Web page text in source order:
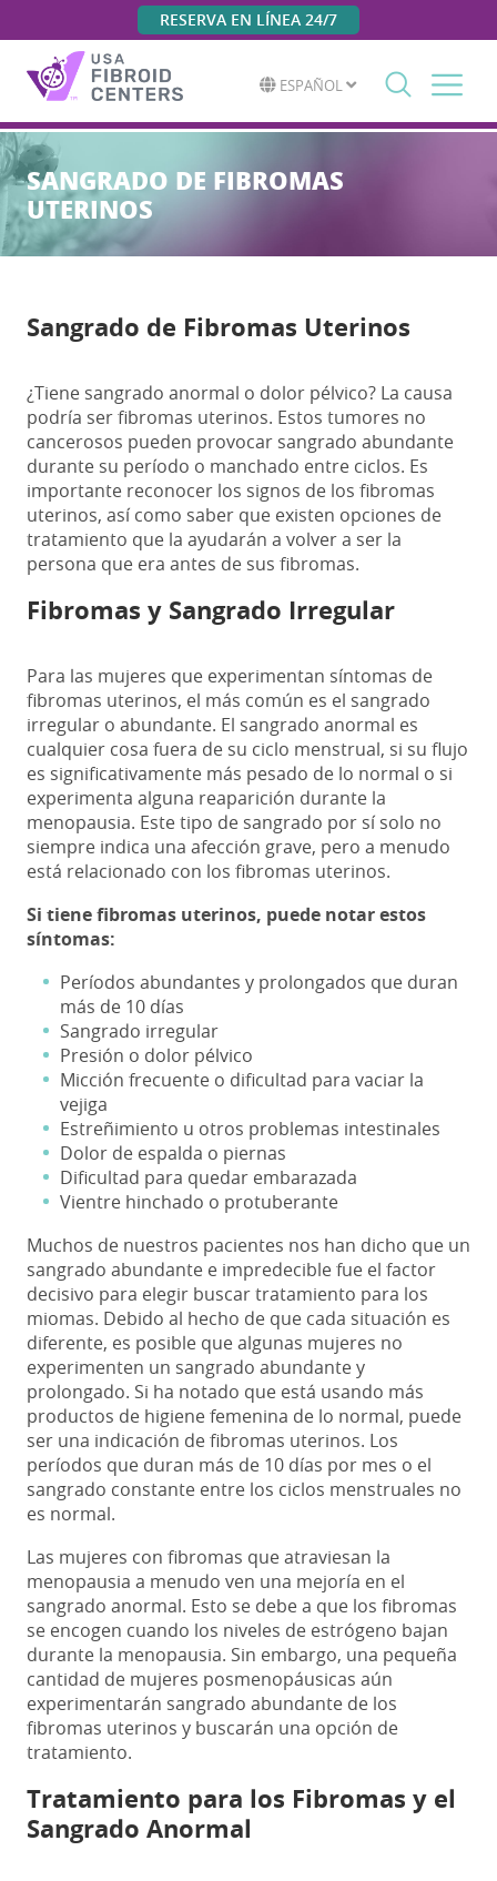
RESERVA EN LÍNEA 24/7
ESPAÑOL
Search
for:
SANGRADO DE FIBROMAS
UTERINOS
Sangrado de Fibromas Uterinos
¿Tiene sangrado anormal o dolor pélvico? La causa
podría ser fibromas uterinos. Estos tumores no
cancerosos pueden provocar sangrado abundante
durante su período o manchado entre ciclos. Es
importante reconocer los signos de los fibromas
uterinos, así como saber que existen opciones de
tratamiento que la ayudarán a volver a ser la
persona que era antes de sus fibromas.
Fibromas y Sangrado Irregular
Para las mujeres que experimentan síntomas de
fibromas uterinos, el más común es el sangrado
irregular o abundante. El sangrado anormal es
cualquier cosa fuera de su ciclo menstrual, si su flujo
es significativamente más pesado de lo normal o si
experimenta alguna reaparición durante la
menopausia. Este tipo de sangrado por sí solo no
siempre indica una afección grave, pero a menudo
está relacionado con los fibromas uterinos.
Si tiene fibromas uterinos, puede notar estos
síntomas:
Períodos abundantes y prolongados que duran
más de 10 días
Sangrado irregular
Presión o dolor pélvico
Micción frecuente o dificultad para vaciar la
vejiga
Estreñimiento u otros problemas intestinales
Dolor de espalda o piernas
Dificultad para quedar embarazada
Vientre hinchado o protuberante
Muchos de nuestros pacientes nos han dicho que un
sangrado abundante e impredecible fue el factor
decisivo para elegir buscar tratamiento para los
miomas. Debido al hecho de que cada situación es
diferente, es posible que algunas mujeres no
experimenten un sangrado abundante y
prolongado. Si ha notado que está usando más
productos de higiene femenina de lo normal, puede
ser una indicación de fibromas uterinos. Los
períodos que duran más de 10 días por mes o el
sangrado constante entre los ciclos menstruales no
es normal.
Las mujeres con fibromas que atraviesan la
menopausia a menudo ven una mejoría en el
sangrado anormal. Esto se debe a que los fibromas
se encogen cuando los niveles de estrógeno bajan
durante la menopausia. Sin embargo, una pequeña
cantidad de mujeres posmenopáusicas aún
experimentarán sangrado abundante de los
fibromas uterinos y buscarán una opción de
tratamiento.
Tratamiento para los Fibromas y el
Sangrado Anormal